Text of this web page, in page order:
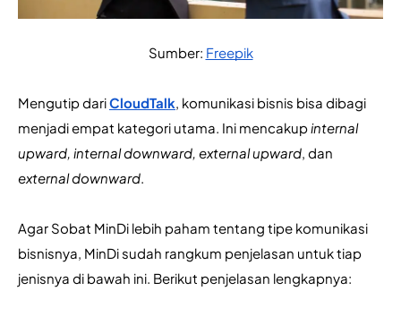
Sumber: Freepik
Mengutip dari CloudTalk, komunikasi bisnis bisa dibagi
menjadi empat kategori utama. Ini mencakup internal
upward, internal downward, external upward
external downward.
Agar Sobat MinDi lebih paham tentang tipe komunikasi
bisnisnya, MinDi sudah rangkum penjelasan untuk tiap
jenisnya di bawah ini. Berikut penjelasan lengkapnya: